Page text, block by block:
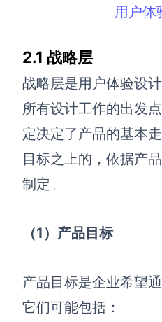
AI生成AARRR模型
模板社区
客户案例
企业版申请试用
用户体
2.1 战略层
战略层是用户体验设
所有设计工作的出发
定决定了产品的基本
目标之上的，依据产
制定。
（1）产品目标
产品目标是企业希望
它们可能包括：